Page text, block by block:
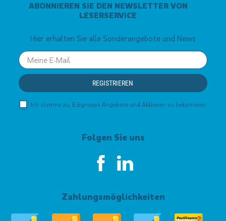
ABONNIEREN SIE DEN NEWSLETTER VON
LESERSERVICE
Hier erhalten Sie alle Sonderangebote und News
Your
email
REGISTRIEREN
Ich stimme zu, Edigroups Angebote und Aktionen zu bekommen
Folgen Sie uns
Zahlungsmöglichkeiten